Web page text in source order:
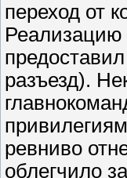
переход от
разъезд).
ревниво
облегчило